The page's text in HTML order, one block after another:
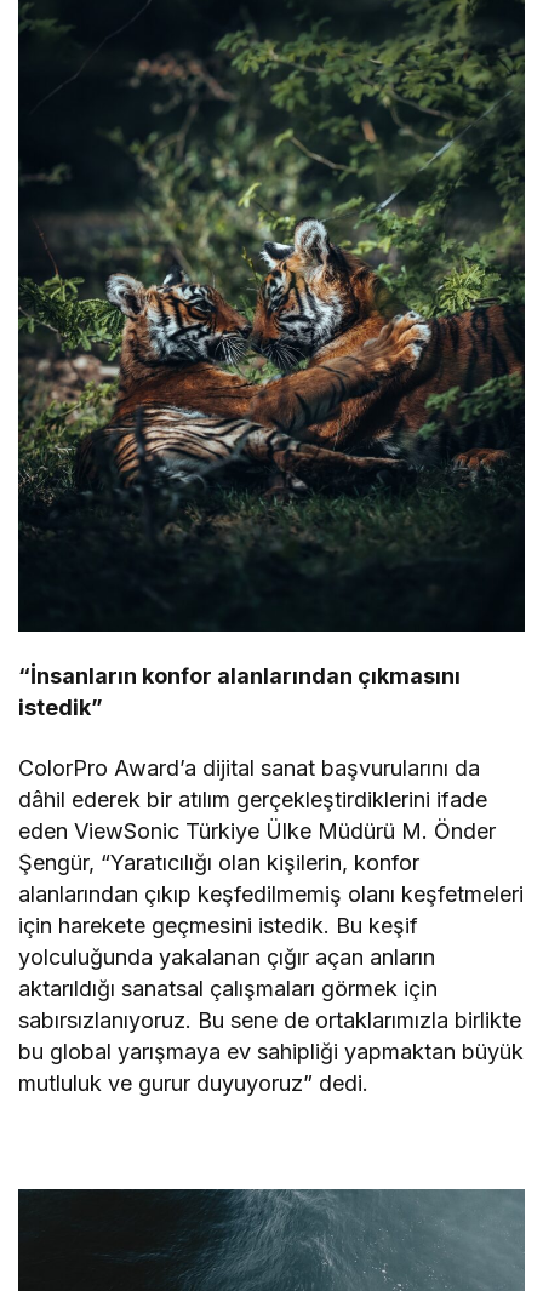
“İnsanların konfor alanlarından çıkmasını
istedik”
ColorPro Award’a dijital sanat başvurularını da
dâhil ederek bir atılım gerçekleştirdiklerini ifade
eden ViewSonic Türkiye Ülke Müdürü M. Önder
Şengür, “Yaratıcılığı olan kişilerin, konfor
alanlarından çıkıp keşfedilmemiş olanı keşfetmeleri
için harekete geçmesini istedik. Bu keşif
yolculuğunda yakalanan çığır açan anların
aktarıldığı sanatsal çalışmaları görmek için
sabırsızlanıyoruz. Bu sene de ortaklarımızla birlikte
bu global yarışmaya ev sahipliği yapmaktan büyük
mutluluk ve gurur duyuyoruz” dedi.